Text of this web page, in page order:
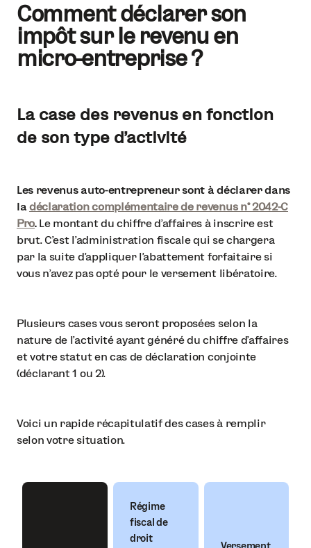
Comment déclarer son
impôt sur le revenu en
micro-entreprise ?
La case des revenus en fonction
de son type d’activité
Les revenus auto-entrepreneur sont à déclarer dans
ladéclaration complémentaire de revenus n° 2042-C
Pro.Le montant du chiffre d’affaires à inscrire est
brut. C’est l’administration fiscale qui se chargera
par la suite d’appliquer l’abattement forfaitaire si
vous n’avez pas opté pour le versement libératoire.
Plusieurs cases vous seront proposées selon la
nature de l’activité ayant généré du chiffre d’affaires
et votre statut en cas de déclaration conjointe
(déclarant 1 ou 2).
Voici un rapide récapitulatif des cases à remplir
selon votre situation.
Régime
fiscal de
droit